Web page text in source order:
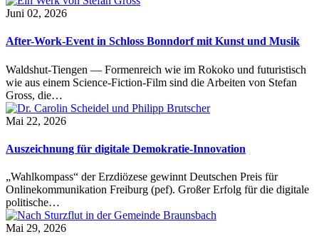
Juni 02, 2026
After-Work-Event in Schloss Bonndorf mit Kunst und Musik
Waldshut-Tiengen — Formenreich wie im Rokoko und futuristisch
wie aus einem Science-Fiction-Film sind die Arbeiten von Stefan
Gross, die…
Mai 22, 2026
Auszeichnung für digitale Demokratie-Innovation
„Wahlkompass“ der Erzdiözese gewinnt Deutschen Preis für
Onlinekommunikation Freiburg (pef). Großer Erfolg für die digitale
politische…
Mai 29, 2026